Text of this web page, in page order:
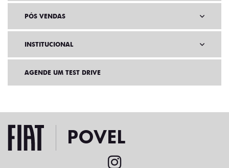
PÓS VENDAS
INSTITUCIONAL
AGENDE UM TEST DRIVE